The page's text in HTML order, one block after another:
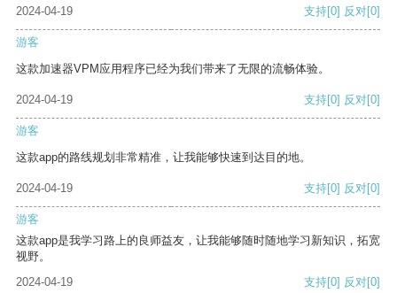
2024-04-19 支持[0] 反对[0]
游客
这款加速器VPM应用程序已经为我们带来了无限的流畅体验。
2024-04-19 支持[0] 反对[0]
游客
这款app的路线规划非常精准，让我能够快速到达目的地。
2024-04-19 支持[0] 反对[0]
游客
这款app是我学习路上的良师益友，让我能够随时随地学习新知识，拓宽
视野。
2024-04-19
支持[0] 反对[0]